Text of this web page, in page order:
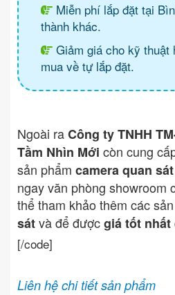
Miễn phí lắp đặt tại
thành khác.
Giảm giá cho kỹ thuật
mua về tự lắp đặt.
Ngoài raCông ty TNHH
Tầm Nhìn Mới còn cung
sản phẩm camera quan sát
ngay văn phòng showroom
thể tham khảo thêm các
sátvà để đượcgiá tốt nhất
[/code]
Liên hệ chi tiết sản phẩm